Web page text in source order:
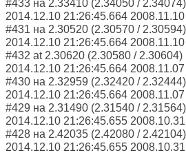
#433 на 2.33410 (2.34050 / 2.34074)
2014.12.10 21:26:45.664
#431 на 2.30520 (2.30570 / 2.30594)
2014.12.10 21:26:45.664
#432 at 2.30620 (2.30580 / 2.30604)
2014.12.10 21:26:45.664
#430 на 2.32959 (2.32420 / 2.32444)
2014.12.10 21:26:45.664
#429 на 2.31490 (2.31540 / 2.31564)
2014.12.10 21:26:45.655
#428 на 2.42035 (2.42080 / 2.42104)
2014.12.10 21:26:45.655